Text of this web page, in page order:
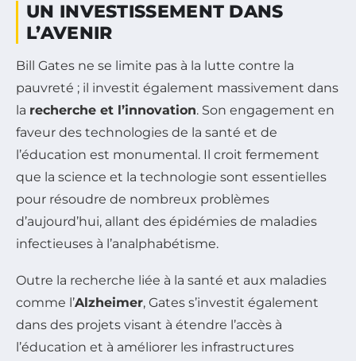
UN INVESTISSEMENT DANS
L’AVENIR
Bill Gates ne se limite pas à la lutte contre la
pauvreté ; il investit également massivement dans
la recherche et l’innovation. Son engagement en
faveur des technologies de la santé et de
l’éducation est monumental. Il croit fermement
que la science et la technologie sont essentielles
pour résoudre de nombreux problèmes
d’aujourd’hui, allant des épidémies de maladies
infectieuses à l’analphabétisme.
Outre la recherche liée à la santé et aux maladies
comme l’Alzheimer, Gates s’investit également
dans des projets visant à étendre l’accès à
l’éducation et à améliorer les infrastructures